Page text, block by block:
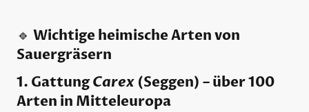
🔹 Wichtige heimische Arten von
Sauergräsern
1. GattungCarex (Seggen) – über 100
Arten in Mitteleuropa